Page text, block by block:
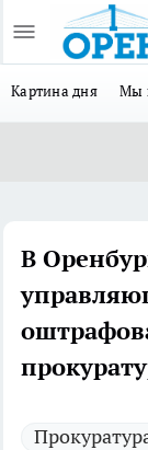
Картина дня Мы
В